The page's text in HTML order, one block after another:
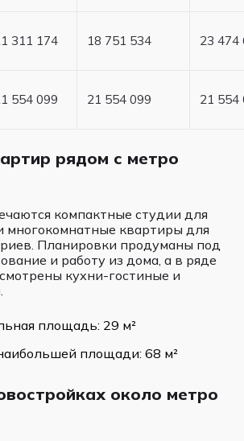
311 174 18 751 534 23 474
554 099 21 554 099 21 554
рядом с метро
компактные студии для
многокомнатные квартиры для
под
и работу из дома, а в ряде
кухни-гостиные и
площадь: 29 м²
площади: 68 м²
около метро